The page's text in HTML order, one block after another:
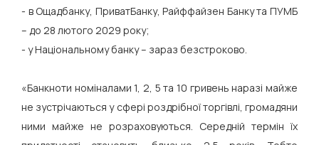
- в Ощадбанку, ПриватБанку, Райффайзен Банку та ПУМБ
– до 28 лютого 2029 року;
- у Національному банку – зараз безстроково.
«Банкноти номіналами 1, 2, 5 та 10 гривень наразі майже
не зустрічаються у сфері роздрібної торгівлі, громадяни
ними майже не розраховуються. Середній термін їх